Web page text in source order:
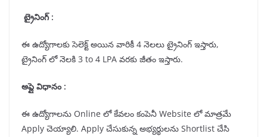
ట్రైనింగ్ :
ఈ ఉద్యోగాలకు సెలెక్ట్ అయిన వారికీ 4 నెలలు ట్రైనింగ్ ఇస్తారు,
ట్రైనింగ్ లో నెలకి 3 to 4 LPA వరకు జీతం ఇస్తారు.
అప్లై విధానం :
ఈ ఉద్యోగాలను Online లో కేవలం కంపెనీ Website లో మాత్రమే
Apply చెయ్యాలి. Apply చేసుకున్న అభ్యర్థులను Shortlist చేసి